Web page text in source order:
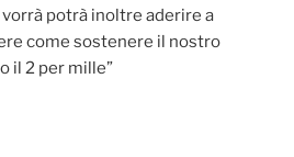
potrà inoltre aderire a
come sostenere il nostro
il 2 per mille”